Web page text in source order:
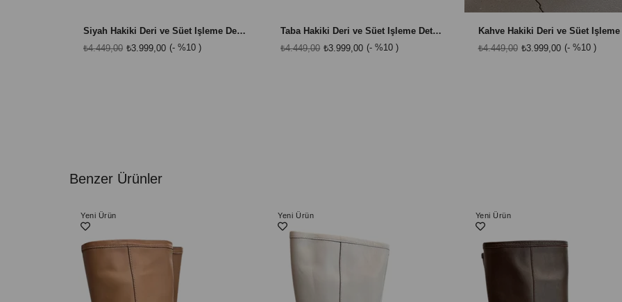
Siyah Hakiki Deri ve Süet İşleme Detaylı Western Çizme
₺3.999,00
₺4.449,00 %10
Taba Hakiki Deri ve Süet İşleme Detaylı Western Çizme
₺3.999,00
₺4.449,00 %10
₺3.999,00
₺4.449,00 %10
Benzer Ürünler
Yeni Ürün Yeni Ürün Yeni Ürün